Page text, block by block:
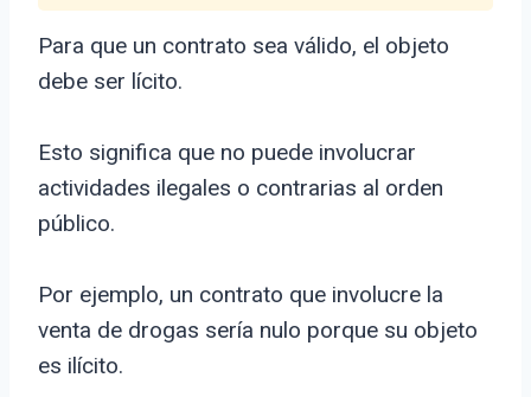
Para que un contrato sea válido, el objeto
debe ser lícito.
Esto significa que no puede involucrar
actividades ilegales o contrarias al orden
público.
Por ejemplo, un contrato que involucre la
venta de drogas sería nulo porque su objeto
es ilícito.